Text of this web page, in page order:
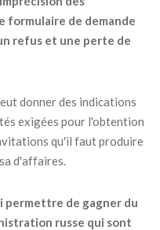
formulaire de demande
refus et une perte de
donner des indications
exigées pour l'obtention
qu'il faut produire
d'affaires.
permettre de gagner du
russe qui sont